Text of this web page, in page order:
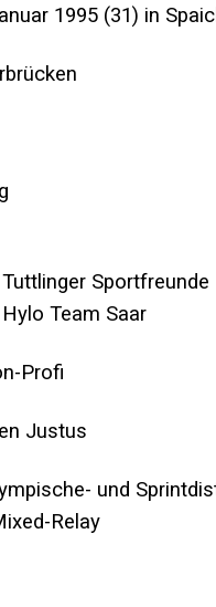
1995 (31) in
Sportfreunde
Team Saar
Profi
Justus
und
Relay